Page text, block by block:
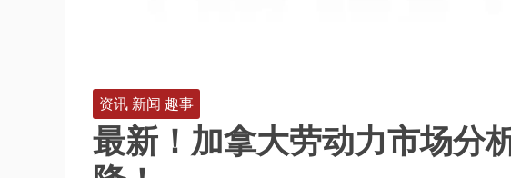
资讯 新闻 趣事
最新！加拿大劳动力市场分